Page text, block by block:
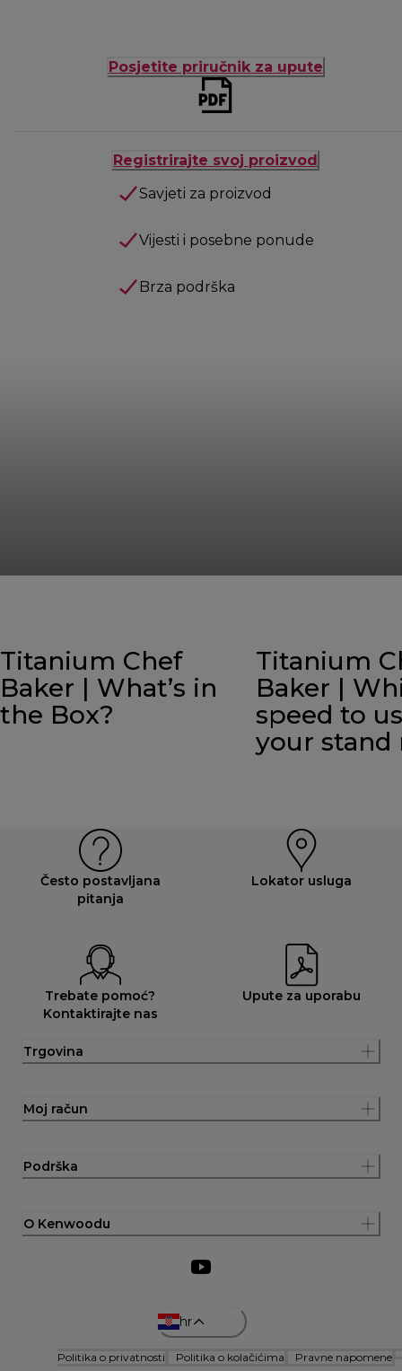
Posjetite priručnik za upute
Registrirajte svoj proizvod
Savjeti za proizvod
Vijesti i posebne ponude
Brza podrška
Titanium Chef
Baker | What’s in
the Box?
Titanium
Baker |
speed to
your stand
Često postavljana
pitanja
Lokator usluga
Trebate pomoć?
Kontaktirajte nas
Upute za uporabu
Trgovina
Moj račun
Podrška
O Kenwoodu
hr
Politika o privatnosti Politika o kolačićima Pravne napomene